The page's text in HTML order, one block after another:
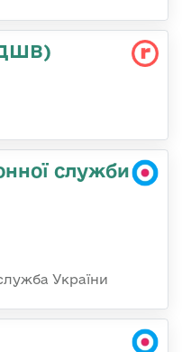
служби
України